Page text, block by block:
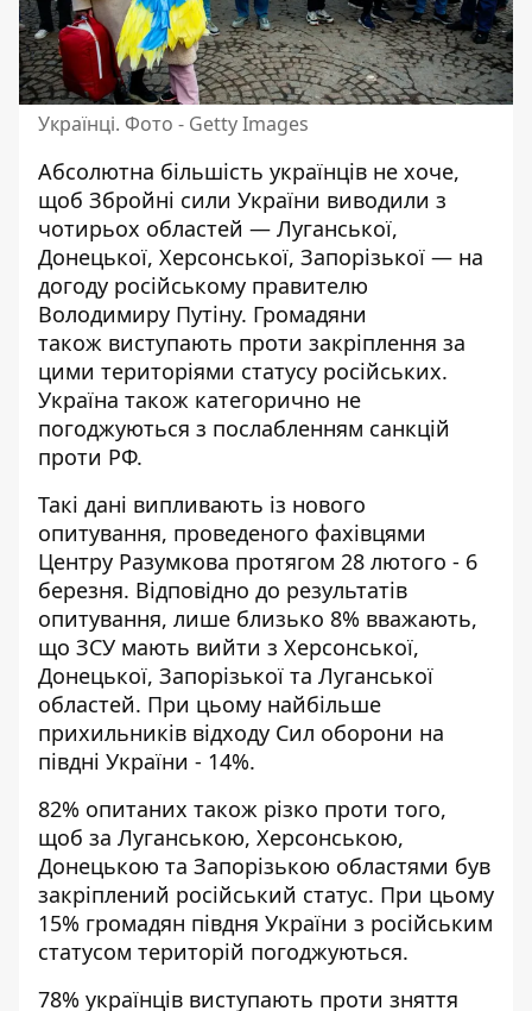
Українці. Фото - Getty Images
Абсолютна більшість українців не хоче,
щоб Збройні сили України виводили з
чотирьох областей — Луганської,
Донецької, Херсонської, Запорізької — на
догоду російському правителю
Володимиру Путіну. Громадяни
також виступають проти закріплення за
цими територіями статусу російських.
Україна також категорично не
погоджуються з послабленням санкцій
проти РФ.
Такі дані випливають із нового
опитування, проведеного фахівцями
Центру Разумкова протягом 28 лютого - 6
березня. Відповідно до результатів
опитування, лише близько 8% вважають,
що ЗСУ мають вийти з Херсонської,
Донецької, Запорізької та Луганської
областей. При цьому найбільше
прихильників відходу Сил оборони на
півдні України - 14%.
82% опитаних також різко проти того,
щоб за Луганською, Херсонською,
Донецькою та Запорізькою областями був
закріплений російський статус. При цьому
15% громадян півдня України з російським
статусом територій погоджуються.
78% українців виступають проти зняття